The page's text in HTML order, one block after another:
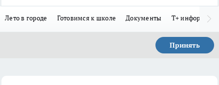
Лето в городе Готовимся к школе Документы Т+
Принять